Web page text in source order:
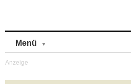
Menü